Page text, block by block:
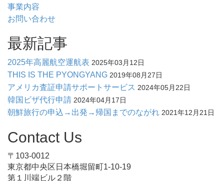
事業内容
お問い合わせ
最新記事
2025年高麗航空運航表 2025年03月12日
THIS IS THE PYONGYANG 2019年08月27日
アメリカ査証申請サポートサービス 2024年05月22日
韓国ビザ代行申請 2024年04月17日
朝鮮旅行の申込→出発→帰国までのながれ 2021年12月21日
Contact Us
〒103-0012
東京都中央区日本橋堀留町1-10-19
第１川端ビル２階